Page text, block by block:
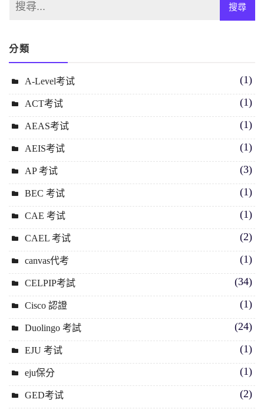
分類
A-Level考试 (1)
ACT考试 (1)
AEAS考试 (1)
AEIS考试 (1)
AP 考试 (3)
BEC 考试 (1)
CAE 考试 (1)
CAEL 考试 (2)
canvas代考 (1)
CELPIP考試 (34)
Cisco 認證 (1)
Duolingo 考試 (24)
EJU 考试 (1)
eju保分 (1)
GED考试 (2)